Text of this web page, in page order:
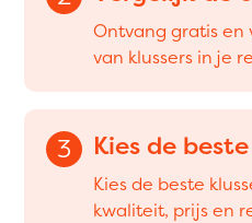
Ontvang gratis
van klussers in je
3 Kies de
Kies de beste
kwaliteit, prijs en